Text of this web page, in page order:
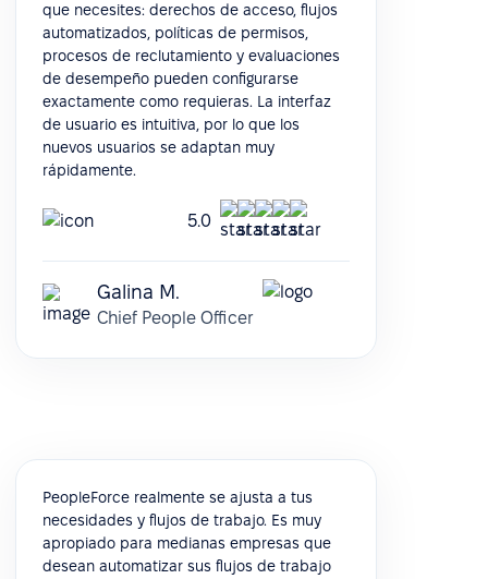
que necesites: derechos de acceso, flujos
automatizados, políticas de permisos,
procesos de reclutamiento y evaluaciones
de desempeño pueden configurarse
exactamente como requieras. La interfaz
de usuario es intuitiva, por lo que los
nuevos usuarios se adaptan muy
rápidamente.
5.0
Galina M.
Chief People Officer
PeopleForce realmente se ajusta a tus
necesidades y flujos de trabajo. Es muy
apropiado para medianas empresas que
desean automatizar sus flujos de trabajo